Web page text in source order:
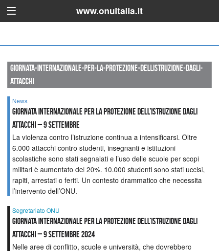
www.onuitalia.it
giornata-internazionale-per-la-protezione-dellistruzione-dagli-
attacchi
News
Giornata internazionale per la protezione dell’istruzione dagli
attacchi – 9 settembre
La violenza contro l’istruzione continua a intensificarsi. Oltre
6.000 attacchi contro studenti, insegnanti e istituzioni
scolastiche sono stati segnalati e l’uso delle scuole per scopi
militari è aumentato del 20%. 10.000 studenti sono stati uccisi,
rapiti, arrestati o feriti. Un contesto drammatico che necessita
l’intervento dell’ONU.
Segretariato ONU
Giornata internazionale per la protezione dell’istruzione dagli
attacchi – 9 settembre 2024
Nelle aree di conflitto, scuole e università, che dovrebbero